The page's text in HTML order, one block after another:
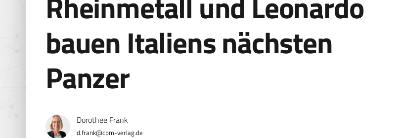
bauen Italiens nächsten
Panzer
Dorothee Frank
d.frank@cpm-verlag.de